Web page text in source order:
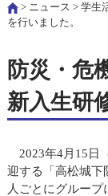
> ニュース > 学生
を行いました。
防災・危
新入生研
2023年4月15日
迎する「高松城下
人ごとにグルー